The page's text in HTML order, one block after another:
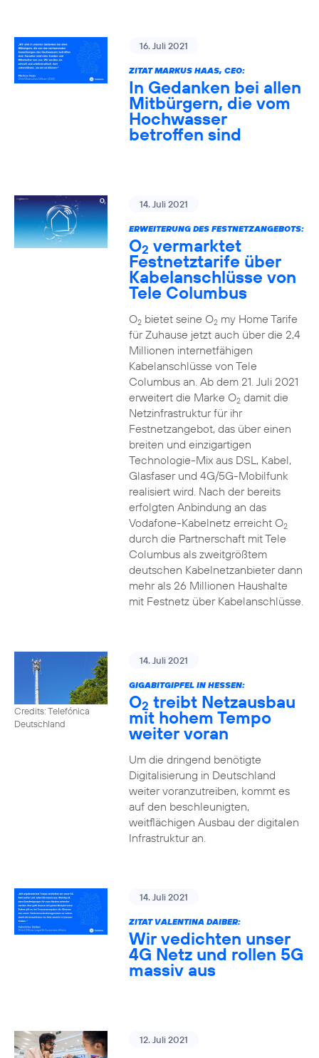
16. Juli 2021
ZITAT MARKUS HAAS, CEO:
In Gedanken bei allen
Mitbürgern, die vom
Hochwasser
betroffen sind
14. Juli 2021
ERWEITERUNG DES FESTNETZANGEBOTS:
O2 vermarktet
Festnetztarife über
Kabelanschlüsse von
Tele Columbus
O2bietet seine O2my Home Tarife
für Zuhause jetzt auch über die 2,4
Millionen internetfähigen
Kabelanschlüsse von Tele
Columbus an. Ab dem 21. Juli 2021
erweitert die Marke O2damit die
Netzinfrastruktur für ihr
Festnetzangebot, das über einen
breiten und einzigartigen
Technologie-Mix aus DSL, Kabel,
Glasfaser und 4G/5G-Mobilfunk
realisiert wird. Nach der bereits
erfolgten Anbindung an das
Vodafone-Kabelnetz erreicht O2
durch die Partnerschaft mit Tele
Columbus als zweitgrößtem
deutschen Kabelnetzanbieter dann
mehr als 26 Millionen Haushalte
mit Festnetz über Kabelanschlüsse.
Credits: Telefónica
Deutschland
14. Juli 2021
GIGABITGIPFEL IN HESSEN:
O2 treibt Netzausbau
mit hohem Tempo
weiter voran
Um die dringend benötigte
Digitalisierung in Deutschland
weiter voranzutreiben, kommt es
auf den beschleunigten,
weitflächigen Ausbau der digitalen
Infrastruktur an.
14. Juli 2021
ZITAT VALENTINA DAIBER:
Wir vedichten unser
4G Netz und rollen 5G
massiv aus
12. Juli 2021